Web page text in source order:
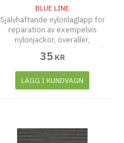
BLUE LINE
Självhäftande nylonlaglapp för
reparation av exempelvis
nylonjackor, overaller,
regnkläder och paraplyer. Tänk
på att rengöra och torka ytan
noggrant innan laglappen
fästes. Tvättbar upp till 30
grader
35 KR
LÄGG I KUNDVAGN